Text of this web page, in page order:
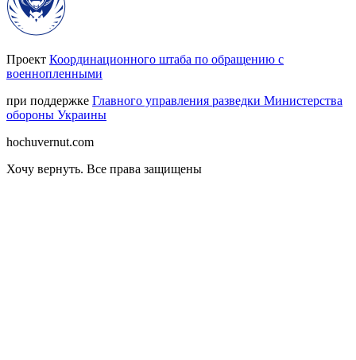
Проект Координационного штаба по обращению с
военнопленными
при поддержке Главного управления разведки Министерства
обороны Украины
hochuvernut.com
Хочу вернуть. Все права защищены